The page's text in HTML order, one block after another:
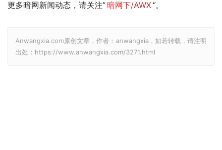
更多暗网新闻动态，请关注”暗网下/AWX“。
Anwangxia.com原创文章，作者：anwangxia，如若转载，请注明
出处：https://www.anwangxia.com/3271.html